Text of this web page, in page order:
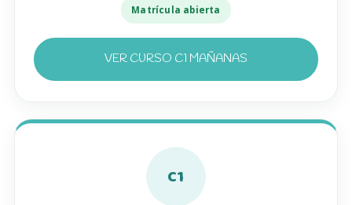
Matrícula abierta
VER CURSO C1 MAÑANAS
C1